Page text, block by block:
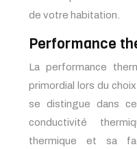
de votre habitation.
Performance
La performance
primordial lors du
se distingue dans
conductivité
thermique et sa